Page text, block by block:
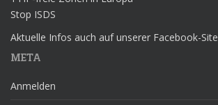
Stop ISDS
Aktuelle Infos auch auf unserer Facebook-Site
META
Anmelden